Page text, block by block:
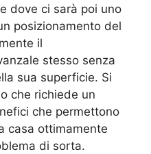
dove ci sarà poi uno
posizionamento del
il
stesso senza
sua superficie. Si
che richiede un
che permettono
casa ottimamente
di sorta.